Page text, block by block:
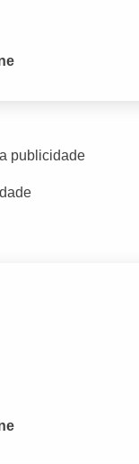
publicidade